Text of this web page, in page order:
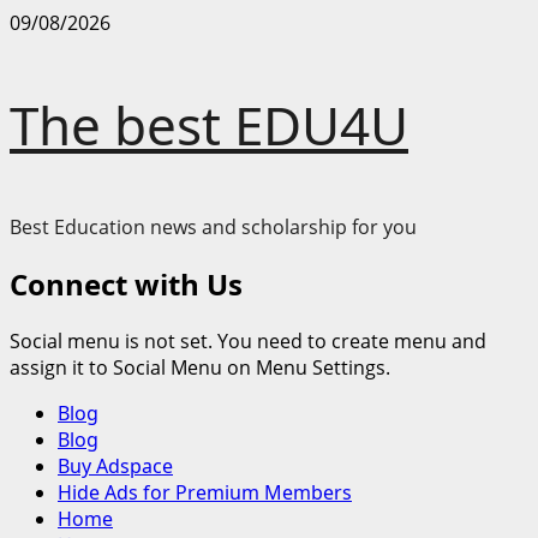
Skip
09/08/2026
The best EDU4U
Best Education news and scholarship for you
Connect with Us
Social menu is not set. You need to create menu and
assign it to Social Menu on Menu Settings.
Primary
Menu
Blog
Blog
Buy Adspace
Hide Ads for Premium Members
Home